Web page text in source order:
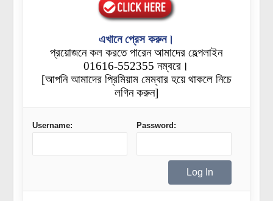
এখানে প্রেস করুন।
প্রয়োজনে কল করতে পারেন আমাদের হেল্পলাইন
01616-552355 নম্বরে।
[আপনি আমাদের প্রিমিয়াম মেম্বার হয়ে থাকলে নিচে
লগিন করুন]
Username: Password: